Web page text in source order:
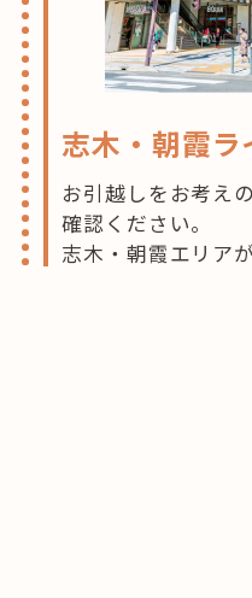
志木・朝霞ラ
お引越しをお考え
確認ください。
志木・朝霞エリア